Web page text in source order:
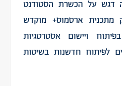
דגש על הכשרת הסטודנט
מתכנית ארסמוס+ מוקדש
ויישום אסטרטגיות
לפיתוח חדשנות בשיטות